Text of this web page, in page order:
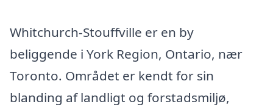
Whitchurch-Stouffville er en by
beliggende i York Region, Ontario, nær
Toronto. Området er kendt for sin
blanding af landligt og forstadsmiljø,